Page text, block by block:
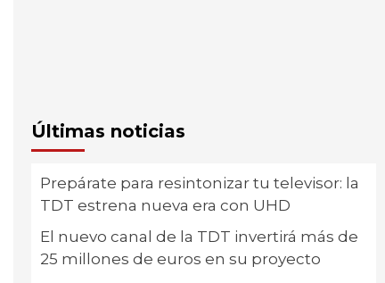
Últimas noticias
Prepárate para resintonizar tu televisor: la
TDT estrena nueva era con UHD
El nuevo canal de la TDT invertirá más de
25 millones de euros en su proyecto